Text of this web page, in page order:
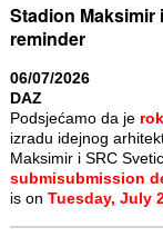
Stadion Maksimir
reminder
06/07/2026
DAZ
Podsjećamo da je
izradu idejnog
Maksimir i SRC
submisubmission
is on Tuesday, July